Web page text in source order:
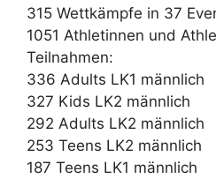
315 Wettkämpfe in 37
1051 Athletinnen und
Teilnahmen:
336 Adults LK1 männlich
327 Kids LK2 männlich
292 Adults LK2 männlich
253 Teens LK2 männlich
187 Teens LK1 männlich